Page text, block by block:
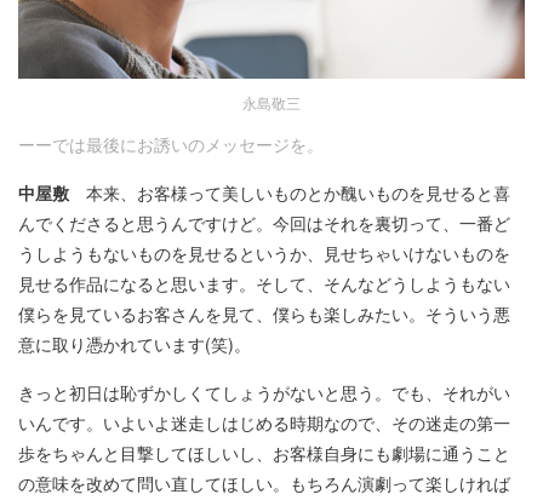
永島敬三
ーーでは最後にお誘いのメッセージを。
中屋敷 本来、お客様って美しいものとか醜いものを見せると喜
んでくださると思うんですけど。今回はそれを裏切って、一番ど
うしようもないものを見せるというか、見せちゃいけないものを
見せる作品になると思います。そして、そんなどうしようもない
僕らを見ているお客さんを見て、僕らも楽しみたい。そういう悪
意に取り憑かれています(笑)。
きっと初日は恥ずかしくてしょうがないと思う。でも、それがい
いんです。いよいよ迷走しはじめる時期なので、その迷走の第一
歩をちゃんと目撃してほしいし、お客様自身にも劇場に通うこと
の意味を改めて問い直してほしい。もちろん演劇って楽しければ